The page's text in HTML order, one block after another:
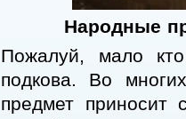
Народные
Пожалуй, мало
подкова. Во
предмет приносит